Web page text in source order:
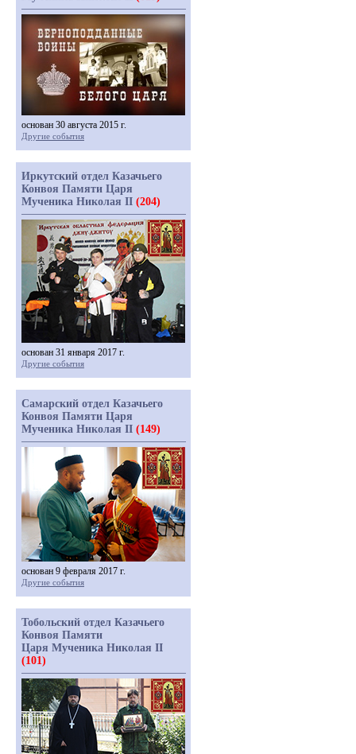
основан 30 августа 2015 г.
Другие события
Иркутский отдел Казачьего
Конвоя Памяти Царя
Мученика Николая II (204)
основан 31 января 2017 г.
Другие события
Самарский отдел Казачьего
Конвоя Памяти Царя
Мученика Николая II (149)
основан 9 февраля 2017 г.
Другие события
Тобольский отдел Казачьего
Конвоя Памяти
Царя Мученика Николая II
(101)